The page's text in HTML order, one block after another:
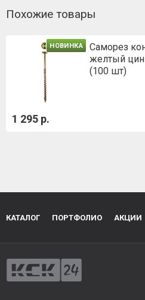
Похожие товары
НОВИНКА
Саморез
желтый
(100 шт)
1 295 р.
КАТАЛОГ ПОРТФОЛИО АКЦИИ